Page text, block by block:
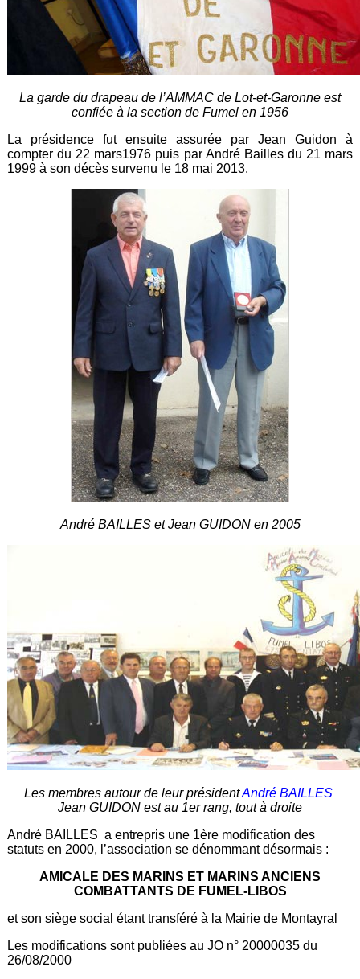
La garde du drapeau de l’AMMAC de Lot-et-Garonne est
confiée à la section de Fumel en 1956
La présidence fut ensuite assurée par Jean Guidon à
compter du 22 mars1976 puis par André Bailles du 21 mars
1999 à son décès survenu le 18 mai 2013.
André BAILLES et Jean GUIDON en 2005
Les membres autour de leur présidentAndré BAILLES
Jean GUIDON est au 1er rang, tout à droite
André BAILLES a entrepris une 1ère modification des
statuts en 2000, l’association se dénommant désormais :
AMICALE DES MARINS ET MARINS ANCIENS
COMBATTANTS DE FUMEL-LIBOS
et son siège social étant transféré à la Mairie de Montayral
Les modifications sont publiées au JO n° 20000035 du
26/08/2000